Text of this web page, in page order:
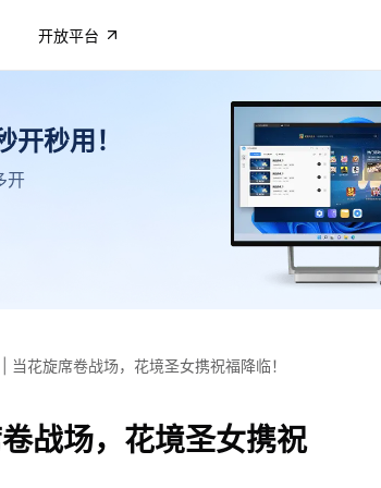
开放平台
秒用！
开
当花旋席卷战场，花境圣女携祝福降临！
战场，花境圣女携祝